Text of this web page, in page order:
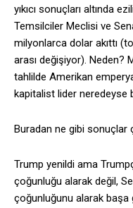
yıkıcı sonuçları altında
Temsilciler Meclisi ve
milyonlarca dolar akıttı
arası değişiyor). Neden?
tahlilde Amerikan
kapitalist lider neredeyse
Buradan ne gibi sonuçlar
Trump yenildi ama
çoğunluğu alarak değil,
çoğunluğunu alarak başa